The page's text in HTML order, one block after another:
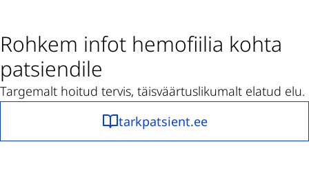
Rohkem infot hemofiilia kohta
patsiendile
Targemalt hoitud tervis, täisväärtuslikumalt elatud elu.
tarkpatsient.ee